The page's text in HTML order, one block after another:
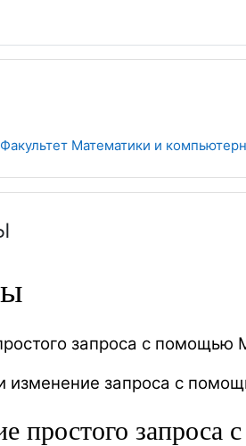
Факультет Математики и
запроса с помощью
изменение запроса с
простого